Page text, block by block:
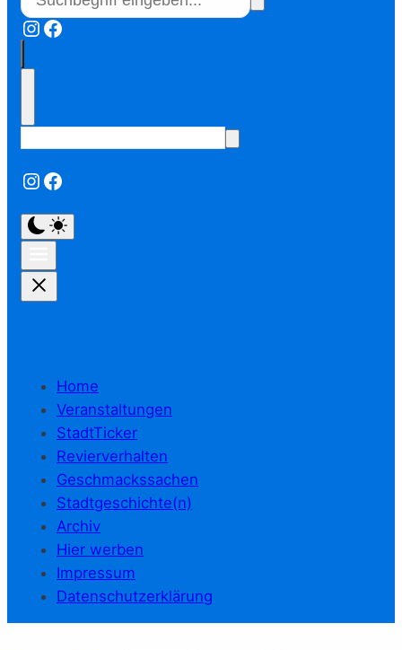
Instagram
Facebook
Instagram
Facebook
Home
Veranstaltungen
StadtTicker
Revierverhalten
Geschmackssachen
Stadtgeschichte(n)
Archiv
Hier werben
Impressum
Datenschutzerklärung